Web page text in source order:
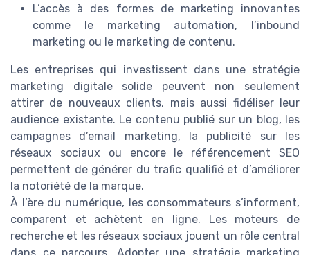
L’accès à des formes de marketing innovantes
comme le marketing automation, l’inbound
marketing ou le marketing de contenu.
Les entreprises qui investissent dans une stratégie
marketing digitale solide peuvent non seulement
attirer de nouveaux clients, mais aussi fidéliser leur
audience existante. Le contenu publié sur un blog, les
campagnes d’email marketing, la publicité sur les
réseaux sociaux ou encore le référencement SEO
permettent de générer du trafic qualifié et d’améliorer
la notoriété de la marque.
À l’ère du numérique, les consommateurs s’informent,
comparent et achètent en ligne. Les moteurs de
recherche et les réseaux sociaux jouent un rôle central